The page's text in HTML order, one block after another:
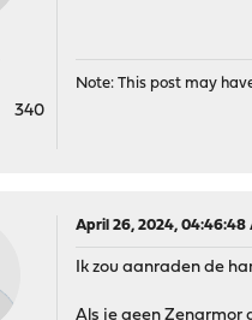
340
Note: This post may
April 26, 2024, 04:46:48
Ik zou aanraden de
Als je geen Zenarmor